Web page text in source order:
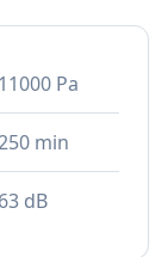
11000 Pa
min
63 dB